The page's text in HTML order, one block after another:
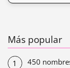
Más popular
450